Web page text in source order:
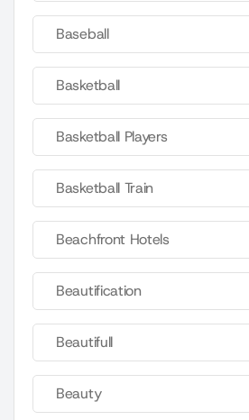
Baseball
Basketball
Basketball Players
Basketball Train
Beachfront Hotels
Beautification
Beautifull
Beauty